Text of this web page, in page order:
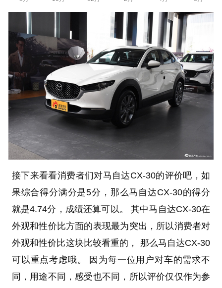
接下来看看消费者们对马自达CX-30的评价吧，如
果综合得分满分是5分，那么马自达CX-30的得分
就是4.74分，成绩还算可以。 其中马自达CX-30在
外观和性价比方面的表现最为突出，所以消费者对
外观和性价比这块比较看重的， 那么马自达CX-30
可以重点考虑哦。 因为每一位用户对车的需求不
同，用途不同，感受也不同，所以评价仅仅作为参